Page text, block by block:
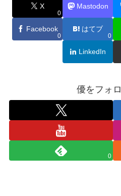
X
0
Mastodon
Facebook
0
はてブ
0
LinkedIn
優をフォ
0